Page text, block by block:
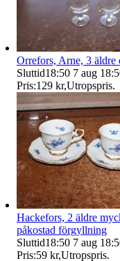
Orrefors, Arne, 3
Sluttid18:50 7 aug
Pris:129 kr,Utropspris.
Hackefors, 2 äldre
påkostad förgyllning
Sluttid18:50 7 aug
Pris:59 kr,Utropspris.